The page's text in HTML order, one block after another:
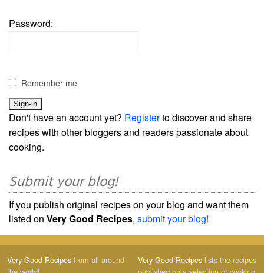
Password:
Remember me
Don't have an account yet? Registerto discover and share
recipes with other bloggers and readers passionate about
cooking.
Submit your blog!
If you publish original recipes on your blog and want them
listed on Very Good Recipes, submit your blog!
Very Good Recipes from all around
Very Good Recipes lists the recipes